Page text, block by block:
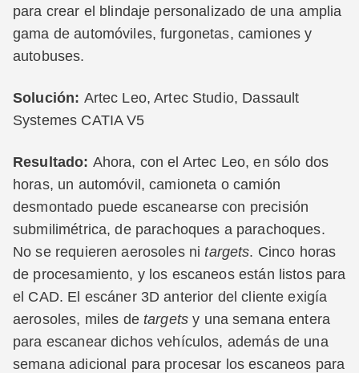
para crear el blindaje personalizado de una amplia
gama de automóviles, furgonetas, camiones y
autobuses.
Solución: Artec Leo, Artec Studio, Dassault
Systemes CATIA V5
Resultado: Ahora, con el Artec Leo, en sólo dos
horas, un automóvil, camioneta o camión
desmontado puede escanearse con precisión
submilimétrica, de parachoques a parachoques.
No se requieren aerosoles nitargets. Cinco horas
de procesamiento, y los escaneos están listos para
el CAD. El escáner 3D anterior del cliente exigía
aerosoles, miles de targets y una semana entera
para escanear dichos vehículos, además de una
semana adicional para procesar los escaneos para